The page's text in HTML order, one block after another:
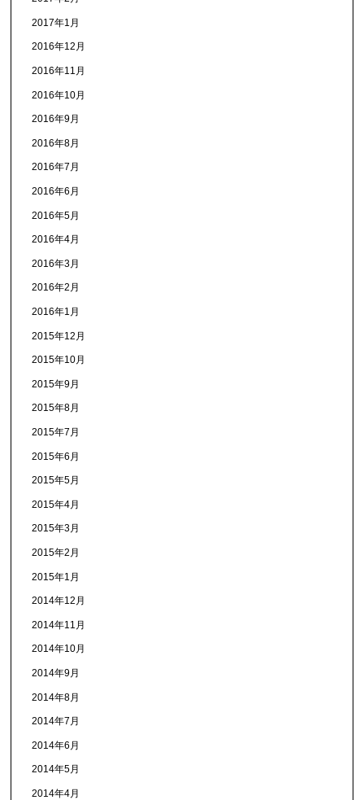
2017年1月
2016年12月
2016年11月
2016年10月
2016年9月
2016年8月
2016年7月
2016年6月
2016年5月
2016年4月
2016年3月
2016年2月
2016年1月
2015年12月
2015年10月
2015年9月
2015年8月
2015年7月
2015年6月
2015年5月
2015年4月
2015年3月
2015年2月
2015年1月
2014年12月
2014年11月
2014年10月
2014年9月
2014年8月
2014年7月
2014年6月
2014年5月
2014年4月